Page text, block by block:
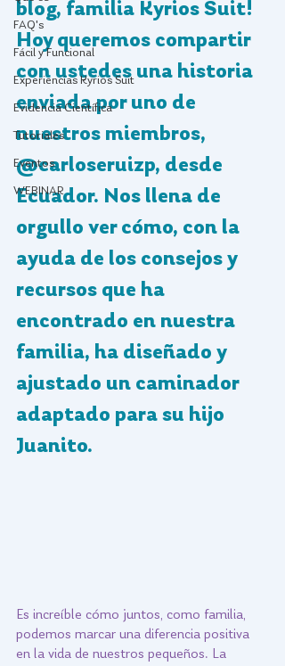
FAQ's
Fácil y Funcional
Experiencias Kyrios Suit
Evidencia Científica
Tutoriales
Eventos
WEBINAR
blog, familia Kyrios Suit!
Hoy queremos compartir
con ustedes una historia
enviada por uno de
nuestros miembros,
@carloseruizp, desde
Ecuador. Nos llena de
orgullo ver cómo, con la
ayuda de los consejos y
recursos que ha
encontrado en nuestra
familia, ha diseñado y
ajustado un caminador
adaptado para su hijo
Juanito.
Es increíble cómo juntos, como familia,
podemos marcar una diferencia positiva
en la vida de nuestros pequeños. La